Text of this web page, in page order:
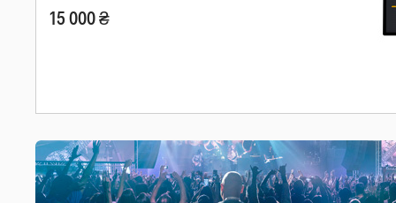
15 000 ₴